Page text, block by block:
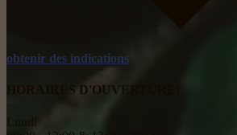
obtenir des indications
HORAIRES D'OUVERTURE: